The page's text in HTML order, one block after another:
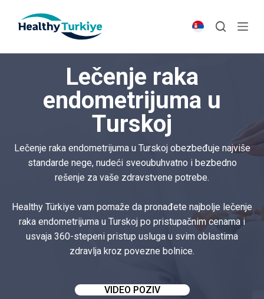
p
Lečenje raka
endometrijuma u
Turskoj
Lečenje raka endometrijuma u Turskoj obezbeđuje najviše
standarde nege, nudeći sveoubuhvatno i bezbedno
rešenje za vaše zdravstvene potrebe.
Healthy Türkiye vam pomaže da pronađete najbolje lečenje
raka endometrijuma u Turskoj po pristupačnim cenama i
usvaja 360-stepeni pristup usluga u svim oblastima
zdravlja kroz povezne bolnice.
VIDEO POZIV